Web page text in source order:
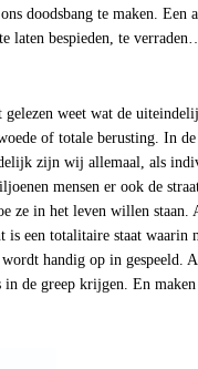
doodsbang te maken. Een
laten bespieden, te
gelezen weet wat de
of totale berusting. In de
zijn wij allemaal, als
mensen er ook de
ze in het leven willen staan.
een totalitaire staat waarin
handig op in gespeeld.
in de greep krijgen. En